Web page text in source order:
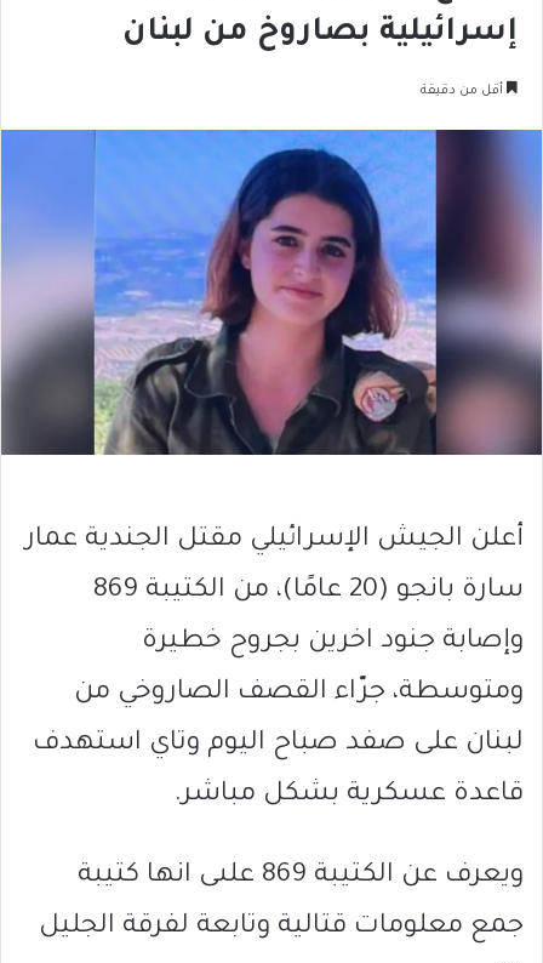
إسرائيلية بصاروخ من لبنان
أقل من دقيقة
أعلن الجيش الإسرائيلي مقتل الجندية عمار
سارة بانجو (20 عامًا)، من الكتيبة 869
وإصابة جنود اخرين بجروح خطيرة
ومتوسطة، جرّاء القصف الصاروخي من
لبنان على صفد صباح اليوم وتاي استهدف
قاعدة عسكرية بشكل مباشر.
ويعرف عن الكتيبة 869 علىى انها كتيبة
جمع معلومات قتالية وتابعة لفرقة الجليل